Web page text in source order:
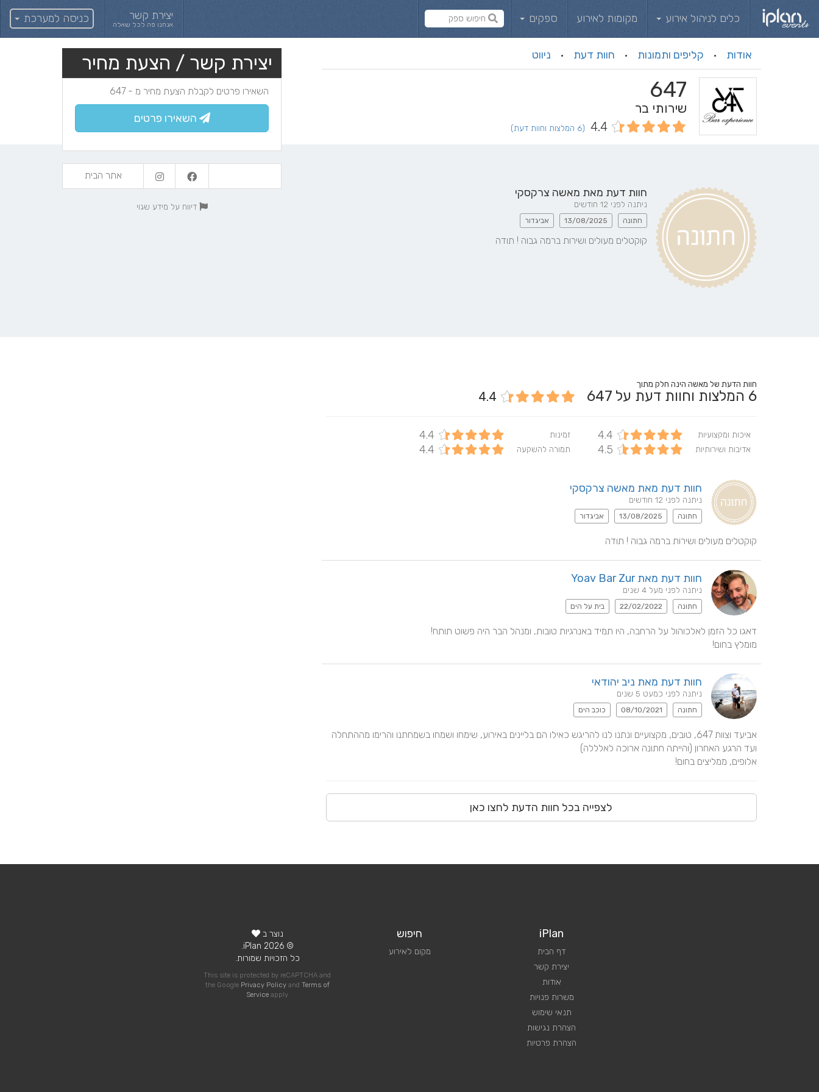
כלים לניהול אירוע מקומות לאירוע ספקים יצירת קשר
אנחנו פה לכל שאלה כניסה למערכת
אודות · קליפים ותמונות · חוות דעת · ניווט יצירת קשר / הצעת מחיר
השאירו פרטים לקבלת הצעת מחיר מ - 647
השאירו פרטים
אתר הבית
דיווח על מידע שגוי
647
שירותי בר
4.4 (6 המלצות וחוות דעת)
חוות דעת מאת מאשה צרקסקי
ניתנה לפני 12 חודשים
חתונה 13/08/2025 אביגדור
קוקטלים מעולים ושירות ברמה גבוה ! תודה
חוות הדעת של מאשה הינה חלק מתוך
6 המלצות וחוות דעת על 647 4.4
איכות ומקצועיות 4.4 זמינות 4.4
אדיבות ושירותיות 4.5 תמורה להשקעה 4.4
חוות דעת מאת מאשה צרקסקי
ניתנה לפני 12 חודשים
חתונה 13/08/2025 אביגדור
קוקטלים מעולים ושירות ברמה גבוה ! תודה
חוות דעת מאת Yoav Bar Zur
ניתנה לפני מעל 4 שנים
חתונה 22/02/2022 בית על הים
מומלץ בחום!
חוות דעת מאת ניב יהודאי
ניתנה לפני כמעט 5 שנים
חתונה 08/10/2021 כוכב הים
אלופים, ממליצים בחום!
לצפייה בכל חוות הדעת לחצו כאן
iPlan
דף הבית
יצירת קשר
אודות
משרות פנויות
תנאי שימוש
הצהרת נגישות
הצהרת פרטיות
חיפוש
מקום לאירוע
נוצר ב
© 2026 iPlan.
כל הזכויות שמורות.
This site is protected by reCAPTCHA and
the Google Privacy Policyand Terms of
Service apply